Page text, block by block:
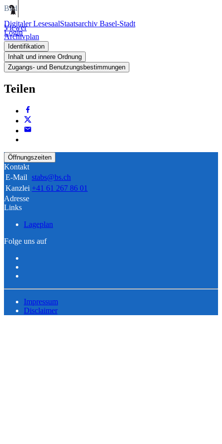
Digitaler LesesaalStaatsarchiv Basel-Stadt
Login
Bild
Viewer
Archivplan
Identifikation
Inhalt und innere Ordnung
Zugangs- und Benutzungsbestimmungen
Teilen
Öffnungszeiten
Kontakt
E-Mail stabs@bs.ch
Kanzlei +41 61 267 86 01
Adresse
Links
Lageplan
Folge uns auf
Impressum
Disclaimer